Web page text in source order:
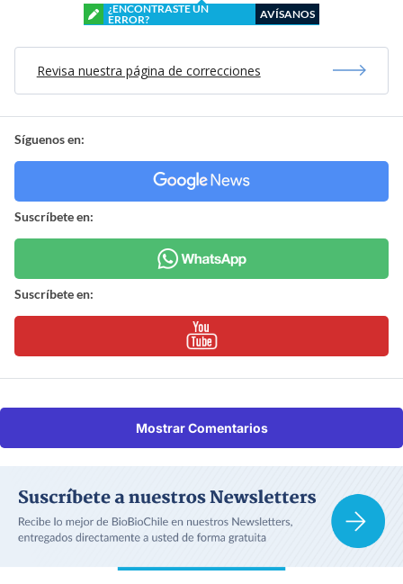
¿ENCONTRASTE UN
ERROR?
AVÍSANOS
Revisa nuestra página de correcciones
Síguenos en:
Suscríbete en:
Suscríbete en:
Mostrar Comentarios